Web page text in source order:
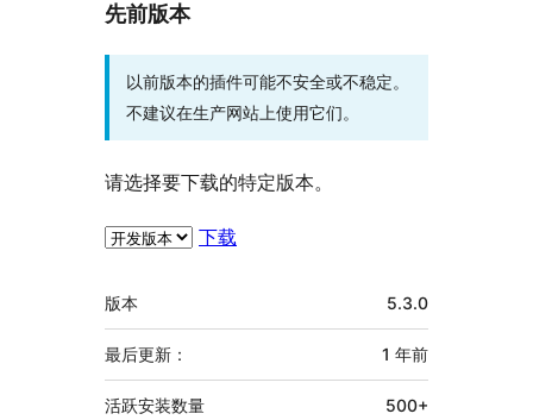
先前版本
以前版本的插件可能不安全或不稳定。
不建议在生产网站上使用它们。
请选择要下载的特定版本。
下载
额
外
信
息
版本 5.3.0
最后更新： 1 年前
活跃安装数量 500+